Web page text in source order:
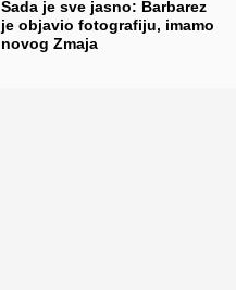
Sada je sve jasno: Barbarez
je objavio fotografiju, imamo
novog Zmaja